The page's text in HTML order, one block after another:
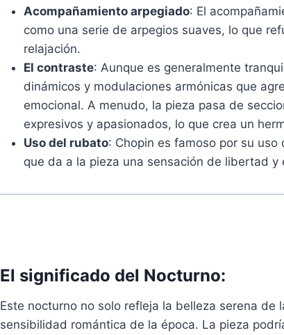
Acompañamiento arpegiado: El
como una serie de arpegios suaves, lo que
relajación.
El contraste: Aunque es generalmente
dinámicos y modulaciones armónicas que
emocional. A menudo, la pieza pasa de
expresivos y apasionados, lo que crea un
Uso del rubato: Chopin es famoso por su uso
que da a la pieza una sensación de libertad
El significado del Nocturno:
Este nocturno no solo refleja la belleza serena de
sensibilidad romántica de la época. La pieza